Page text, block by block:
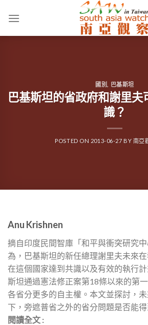
國別 巴基斯坦
巴基斯坦的省政府和謝里夫
識？
POSTED ON 2013-06-27 BY 南亞
Anu Krishnen
摘自印度民間智庫「和平與衝突研究
為，巴基斯坦的新任總理謝里夫未來
在這個國家達到共識以及有效的執行
斯坦通過憲法修正案第18條以來的第
各省分更多的自主權。本文並探討，
下，旁遮普省之外的省分問題是否能
閱讀全文 :